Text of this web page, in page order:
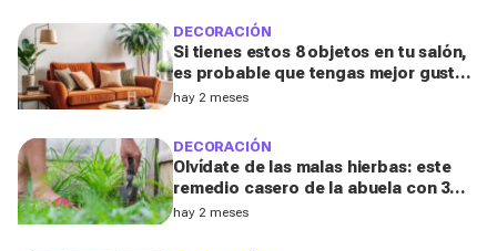
DECORACIÓN
Si tienes estos 8 objetos en tu salón,
es probable que tengas mejor gusto
del que pensabas
hay 2 meses
DECORACIÓN
Olvídate de las malas hierbas: este
remedio casero de la abuela con 3
ingredientes que tienes ya en tu
hay 2 meses